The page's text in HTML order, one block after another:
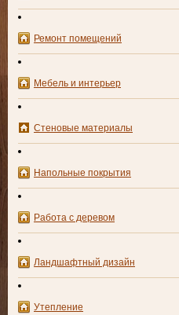
Ремонт помещений
Мебель и интерьер
Стеновые материалы
Напольные покрытия
Работа с деревом
Ландшафтный дизайн
Утепление